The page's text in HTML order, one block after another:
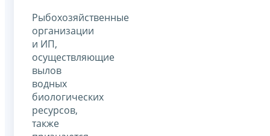
Рыбохозяйственные
организации
и ИП,
осуществляющие
вылов
водных
биологических
ресурсов,
также